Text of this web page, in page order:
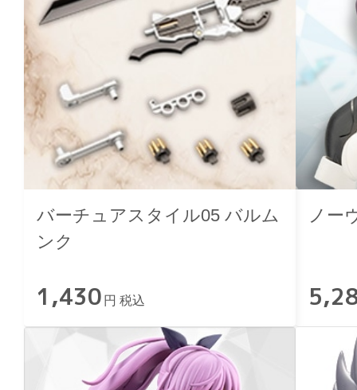
バーチュアスタイル05 バルム
ンク
1,430 円 税込
ノー